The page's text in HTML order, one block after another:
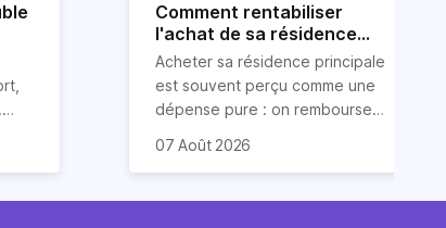
Comment rentabiliser
l'achat de sa résidence
principale : 6 stratégies
Acheter sa résidence principale
est souvent perçu comme une
dépense pure : on rembourse
méthode, une résidence
favorable, parce que le
07 Août 2026